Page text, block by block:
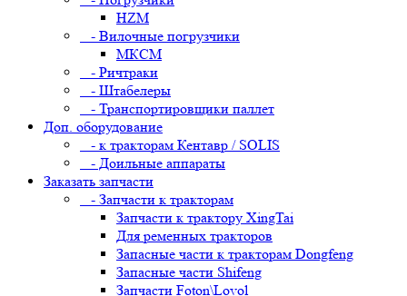
HZM
- Вилочные погрузчики
МКСМ
- Ричтраки
- Штабелеры
- Транспортировщики паллет
Доп. оборудование
- к тракторам Кентавр / SOLIS
- Доильные аппараты
Заказать запчасти
- Запчасти к тракторам
Запчасти к трактору XingTai
Для ременных тракторов
Запасные части к тракторам Dongfeng
Запасные части Shifeng
Запчасти Foton\Lovol